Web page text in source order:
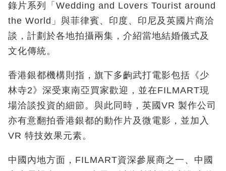
錄片系列「Wedding and Lovers Tourist around
the World」與菲律賓、印度、印尼及英國片商洽
談，計劃於各地拍攝兩集，介紹當地結婚儀式及
文化傳統。
香港銀都機構則指，旗下多齣武打電影包括《少
林寺2》深受東南亞買家歡迎，並在FILMART現
場洽談投資的細節。與此同時，英國VR 製作公司
亦有意翻拍香港銀都的動作片及微電影，並加入
VR 特技效果元素。
中國內地方面，FILMART資深參展商之一、中國